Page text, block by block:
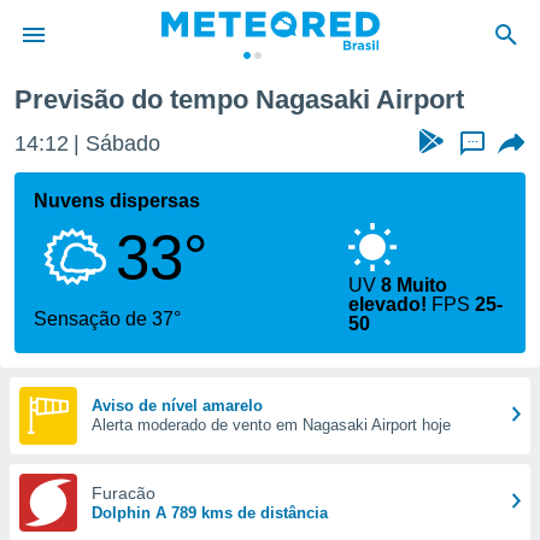
da
fornecidas
a este
das
forma
digital
Previsão do tempo Nagasaki Airport
14:12 Sábado ...
Nuvens dispersas
33°
Sensação de 37°
UV8 Muito
elevado! FPS25-
50
Aviso de nível amarelo
Alerta moderado de vento em Nagasaki Airport hoje
Furacão
Dolphin A 789 kms de distância